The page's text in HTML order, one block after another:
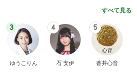
すべて見る
3
ゆうこりん
4
石 安伊
5
蒼井心音